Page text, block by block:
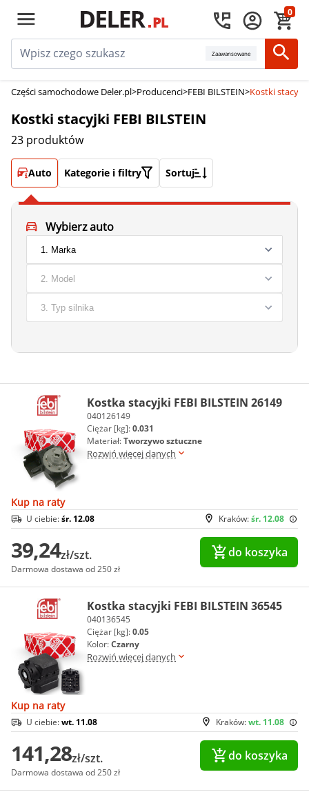
0
Zaawansowane
Części samochodowe Deler.pl>Producenci>FEBI BILSTEIN>Kostki stacyjki
Kostki stacyjki FEBI BILSTEIN
23 produktów
Auto Kategorie i filtry Sortuj
Wybierz auto
Kostka stacyjki FEBI BILSTEIN 26149
040126149
Ciężar [kg]:0.031
Materiał:Tworzywo sztuczne
Rozwiń więcej danych
Kup na raty
Kraków:śr. 12.08
U ciebie:śr. 12.08
39,24zł/szt.
Darmowa dostawa od 250 zł
do koszyka
Kostka stacyjki FEBI BILSTEIN 36545
040136545
Ciężar [kg]:0.05
Kolor:Czarny
Rozwiń więcej danych
Kup na raty
Kraków:wt. 11.08
U ciebie:wt. 11.08
141,28zł/szt.
Darmowa dostawa od 250 zł
do koszyka